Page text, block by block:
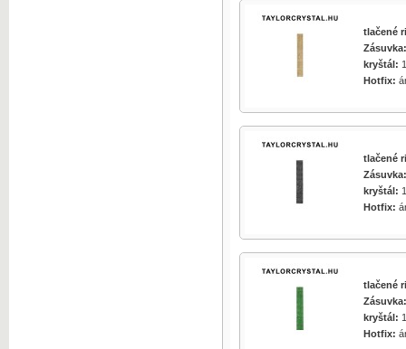
zväčšiť obrázok
tlačené
Zásuvka:
kryštál:
Hotfix:
tlačené
Zásuvka:
kryštál:
Hotfix:
tlačené
Zásuvka:
kryštál:
Hotfix: